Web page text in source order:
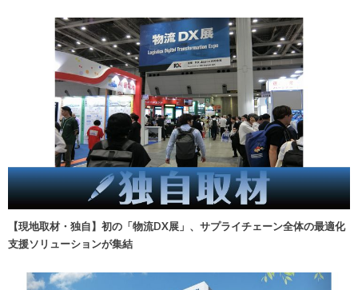
【現地取材・独自】初の「物流DX展」、サプライチェーン全体の最適化
支援ソリューションが集結